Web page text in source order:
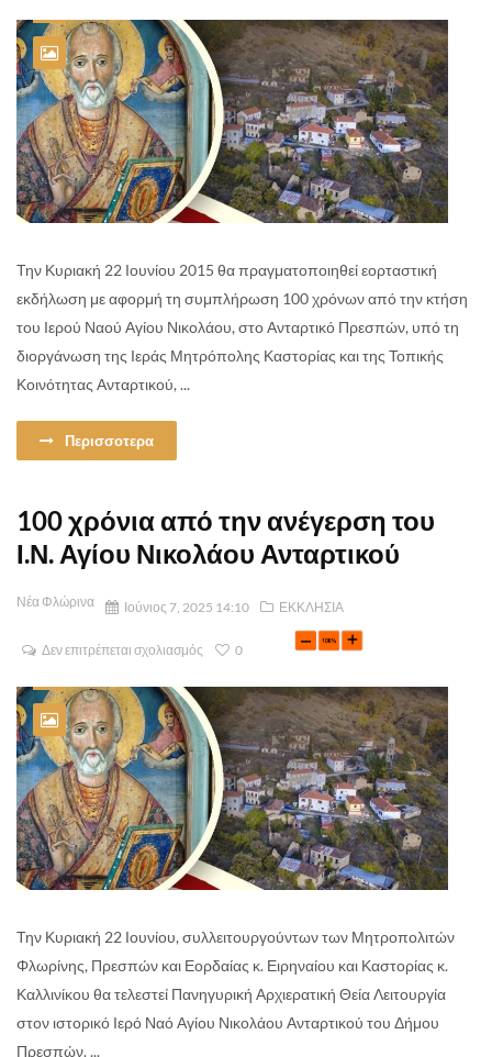
Την Κυριακή 22 Ιουνίου 2015 θα πραγματοποιηθεί εορταστική
εκδήλωση με αφορμή τη συμπλήρωση 100 χρόνων από την κτήση
του Ιερού Ναού Αγίου Νικολάου, στο Ανταρτικό Πρεσπών, υπό τη
διοργάνωση της Ιεράς Μητρόπολης Καστορίας και της Τοπικής
Κοινότητας Ανταρτικού, ...
Περισσοτερα
100 χρόνια από την ανέγερση του
Ι.Ν. Αγίου Νικολάου Ανταρτικού
Νέα Φλώρινα Ιούνιος 7, 2025 14:10 ΕΚΚΛΗΣΙΑ
Δεν επιτρέπεται σχολιασμός 0
Την Κυριακή 22 Ιουνίου, συλλειτουργούντων των Μητροπολιτών
Φλωρίνης, Πρεσπών και Εορδαίας κ. Ειρηναίου και Καστορίας κ.
Καλλινίκου θα τελεστεί Πανηγυρική Αρχιερατική Θεία Λειτουργία
στον ιστορικό Ιερό Ναό Αγίου Νικολάου Ανταρτικού του Δήμου
Πρεσπών. ...